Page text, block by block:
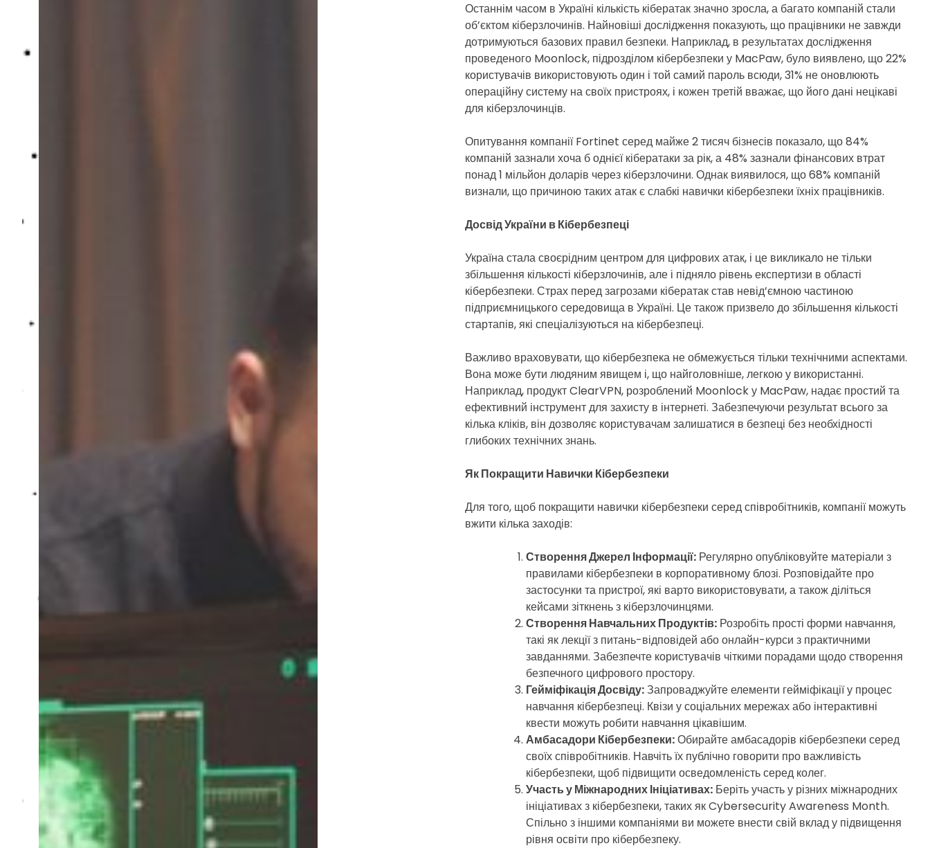
Останнім часом в Україні кількість кібератак значно зросла, а багато компаній стали
об’єктом кіберзлочинів. Найновіші дослідження показують, що працівники не завжди
дотримуються базових правил безпеки. Наприклад, в результатах дослідження
проведеного Moonlock, підрозділом кібербезпеки у MacPaw, було виявлено, що 22%
користувачів використовують один і той самий пароль всюди, 31% не оновлюють
операційну систему на своїх пристроях, і кожен третій вважає, що його дані нецікаві
для кіберзлочинців.
Опитування компанії Fortinet серед майже 2 тисяч бізнесів показало, що 84%
компаній зазнали хоча б однієї кібератаки за рік, а 48% зазнали фінансових втрат
понад 1 мільйон доларів через кіберзлочини. Однак виявилося, що 68% компаній
визнали, що причиною таких атак є слабкі навички кібербезпеки їхніх працівників.
Досвід України в Кібербезпеці
Україна стала своєрідним центром для цифрових атак, і це викликало не тільки
збільшення кількості кіберзлочинів, але і підняло рівень експертизи в області
кібербезпеки. Страх перед загрозами кібератак став невід’ємною частиною
підприємницького середовища в Україні. Це також призвело до збільшення кількості
стартапів, які спеціалізуються на кібербезпеці.
Важливо враховувати, що кібербезпека не обмежується тільки технічними аспектами.
Вона може бути людяним явищем і, що найголовніше, легкою у використанні.
Наприклад, продукт ClearVPN, розроблений Moonlock у MacPaw, надає простий та
ефективний інструмент для захисту в інтернеті. Забезпечуючи результат всього за
кілька кліків, він дозволяє користувачам залишатися в безпеці без необхідності
глибоких технічних знань.
Як Покращити Навички Кібербезпеки
Для того, щоб покращити навички кібербезпеки серед співробітників, компанії можуть
вжити кілька заходів:
Створення Джерел Інформації: Регулярно опубліковуйте матеріали з
правилами кібербезпеки в корпоративному блозі. Розповідайте про
застосунки та пристрої, які варто використовувати, а також діліться
кейсами зіткнень з кіберзлочинцями.
Створення Навчальних Продуктів: Розробіть прості форми навчання,
такі як лекції з питань-відповідей або онлайн-курси з практичними
завданнями. Забезпечте користувачів чіткими порадами щодо створення
безпечного цифрового простору.
Гейміфікація Досвіду:Запроваджуйте елементи гейміфікації у процес
навчання кібербезпеці. Квізи у соціальних мережах або інтерактивні
квести можуть робити навчання цікавішим.
Амбасадори Кібербезпеки:Обирайте амбасадорів кібербезпеки серед
своїх співробітників. Навчіть їх публічно говорити про важливість
кібербезпеки, щоб підвищити осведомленість серед колег.
Участь у Міжнародних Ініціативах: Беріть участь у різних міжнародних
ініціативах з кібербезпеки, таких як Cybersecurity Awareness Month.
Спільно з іншими компаніями ви можете внести свій вклад у підвищення
рівня освіти про кібербезпеку.